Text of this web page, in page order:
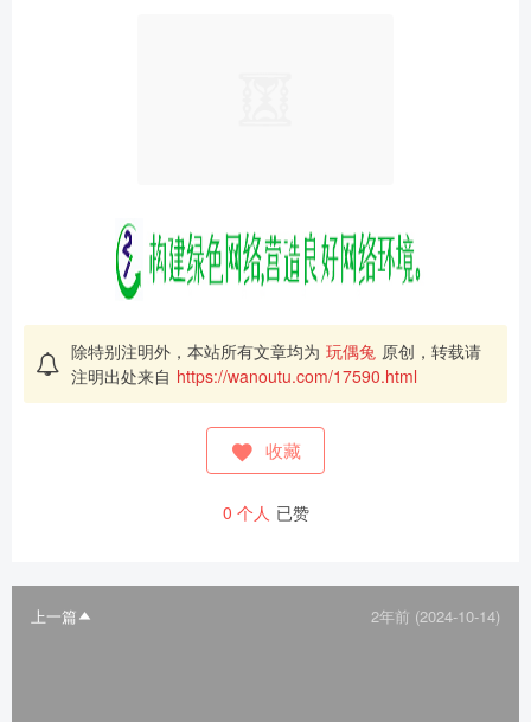
除特别注明外，本站所有文章均为 玩偶兔 原创，转载请
注明出处来自 https://wanoutu.com/17590.html
收藏
0 个人 已赞
上一篇 2年前 (2024-10-14)